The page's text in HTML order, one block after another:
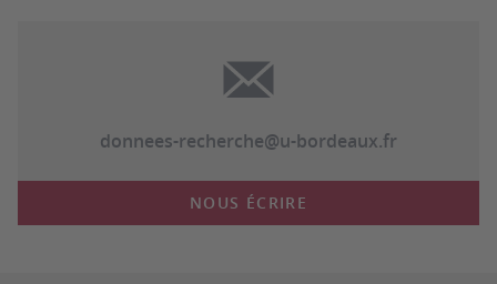
donnees-recherche@u-bordeaux.fr
NOUS ÉCRIRE